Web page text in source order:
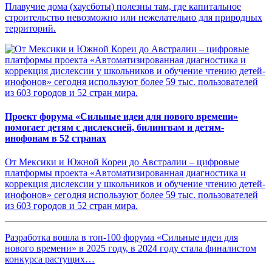
Плавучие дома (хаусботы) полезны там, где капитальное
строительство невозможно или нежелательно для природных
территорий.
Проект форума «Сильные идеи для нового времени»
помогает детям с дислексией, билингвам и детям-
инофонам в 52 странах
От Мексики и Южной Кореи до Австралии – цифровые
платформы проекта «Автоматизированная диагностика и
коррекция дислексии у школьников и обучение чтению детей-
инофонов» сегодня используют более 59 тыс. пользователей
из 603 городов и 52 стран мира.
Разработка вошла в топ-100 форума «Сильные идеи для
нового времени» в 2025 году, в 2024 году стала финалистом
конкурса растущих…